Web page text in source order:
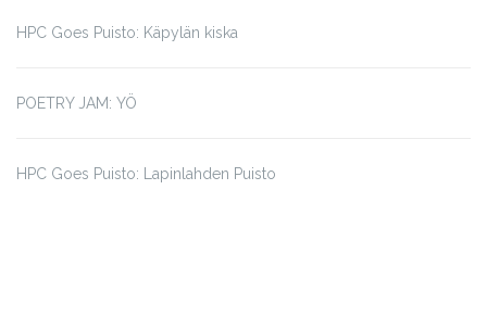
HPC Goes Puisto: Käpylän kiska
POETRY JAM: YÖ
HPC Goes Puisto: Lapinlahden Puisto